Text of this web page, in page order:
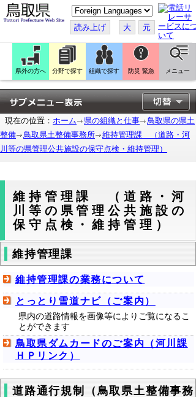
こ
の
ペ
ー
ジ
翻
訳
す
る
読み上げ 大 元
県外の方へ 分野で探す 組織で探す 防災 緊急 メニュー
現在の位置： ホーム 県の組織と仕事
鳥取県の県土
整備
鳥取県土整備事務所
維持管理課 （道路・河
川等の県管理公共施設の保守点検・維持管理）
維持管理課 （道路・河
川等の県管理公共施設の
保守点検・維持管理）
維持管理課
維持管理課の業務について
とっとり雪道ナビ（ご案内）
県内の道路情報を画像等によりご覧になるこ
とができます
鳥取県ダムカードのご案内（河川課
ＨＰリンク）
道路通行規制（鳥取県土整備事務